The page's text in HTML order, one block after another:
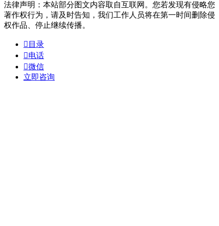
法律声明：本站部分图文内容取自互联网。您若发现有侵略您
著作权行为，请及时告知，我们工作人员将在第一时间删除侵
权作品、停止继续传播。
 目录
电话
微信
立即咨询